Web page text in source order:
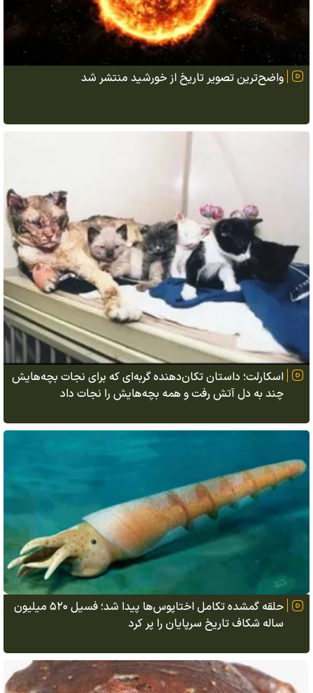
واضح‌ترین تصویر تاریخ از خورشید منتشر شد
اسکارلت؛ داستان تکان‌دهنده گربه‌ای که برای نجات بچه‌هایش
چند به دل آتش رفت و همه بچه‌هایش را نجات داد
حلقه گمشده تکامل اختاپوس‌ها پیدا شد؛ فسیل ۵۲۰ میلیون
ساله شکاف تاریخ سرپایان را پر کرد